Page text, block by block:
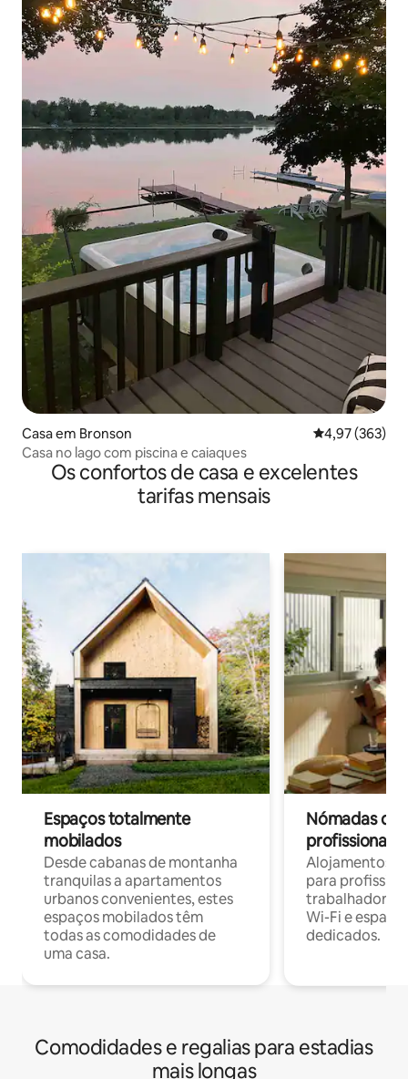
Casa em Bronson Classificação
4,97 (363)
Casa no lago com piscina e caiaques
Os confortos de casa e excelentes
tarifas mensais
Espaços totalmente
mobilados
Desde cabanas de montanha
tranquilas a apartamentos
urbanos convenientes, estes
espaços mobilados têm
todas as comodidades de
uma casa.
Nómadas
profissionais
Alojamentos
para
trabalhadores
Wi-Fi e
dedicados.
Comodidades e regalias para estadias
mais longas